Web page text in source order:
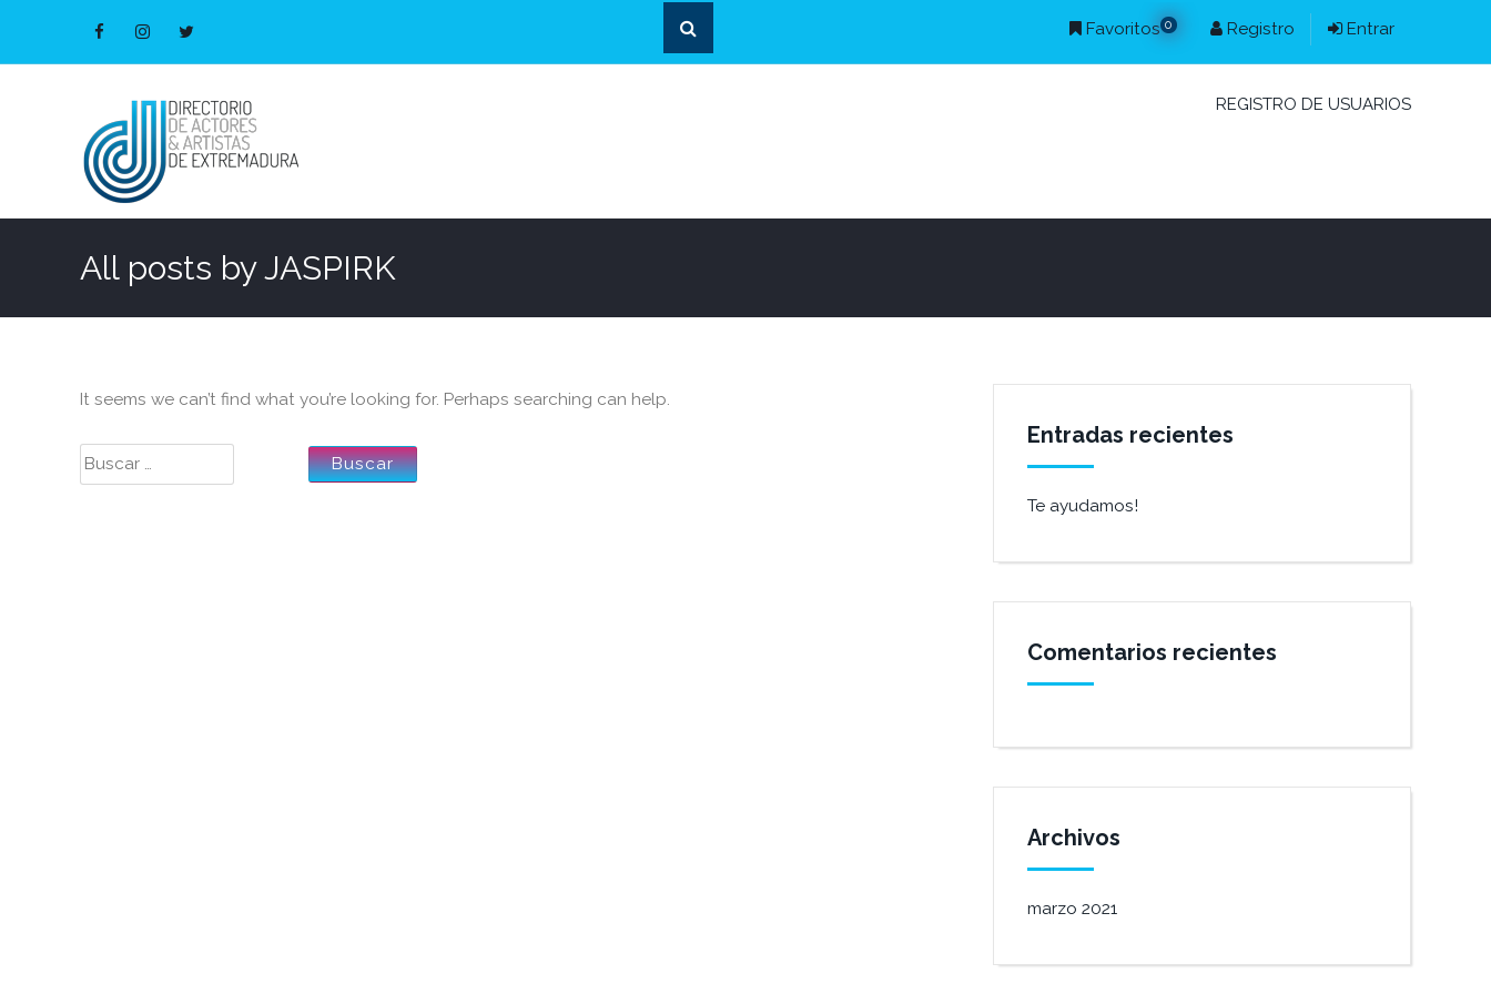
Favoritos 0 Registro Entrar
REGISTRO DE USUARIOS
All posts byJASPIRK
It seems we can’t find what you’re looking for. Perhaps searching can help.
Buscar:
Entradas recientes
Te ayudamos!
Comentarios recientes
Archivos
marzo 2021